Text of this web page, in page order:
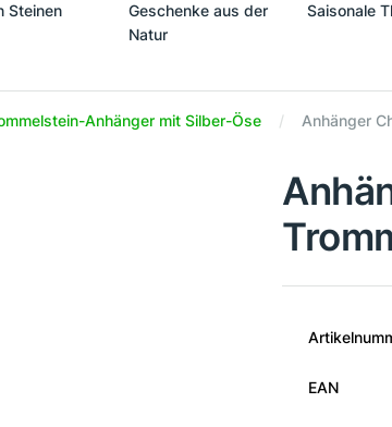
Steinen
Geschenke aus der
Natur
Saisonale
Anhänger mit Silber-Öse Anhänger
EAN